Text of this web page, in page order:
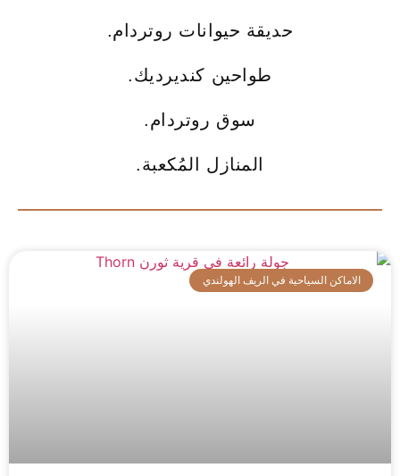
حديقة حيوانات روتردام.
طواحين كنديرديك.
سوق روتردام.
المنازل المُكعبة.
الاماكن السياحية في الريف الهولندي